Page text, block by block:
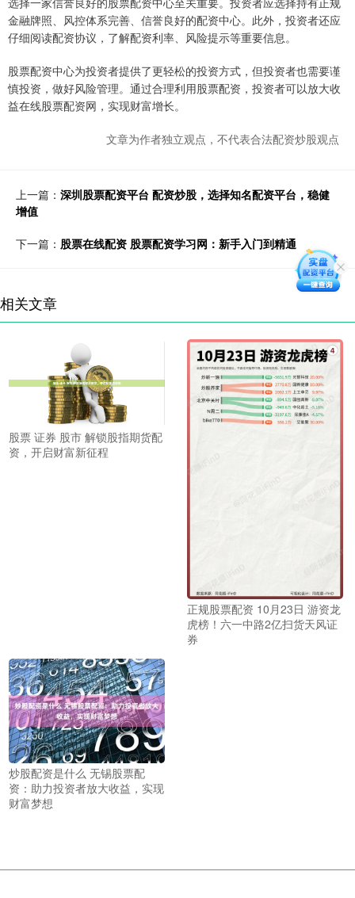
金融牌照、风控体系完善、信誉良好的配资中心。此外，投资者还应
仔细阅读配资协议，了解配资利率、风险提示等重要信息。
股票配资中心为投资者提供了更轻松的投资方式，但投资者也需要谨
慎投资，做好风险管理。通过合理利用股票配资，投资者可以放大收
益在线股票配资网，实现财富增长。
文章为作者独立观点，不代表合法配资炒股观点
上一篇： 深圳股票配资平台 配资炒股，选择知名配资平台，稳健
增值
下一篇： 股票在线配资 股票配资学习网：新手入门到精通
相关文章
股票 证券 股市 解锁股指期货配
资，开启财富新征程
正规股票配资 10月23日 游资龙
虎榜！六一中路2亿扫货天风证
券
炒股配资是什么 无锡股票配
资：助力投资者放大收益，实现
财富梦想